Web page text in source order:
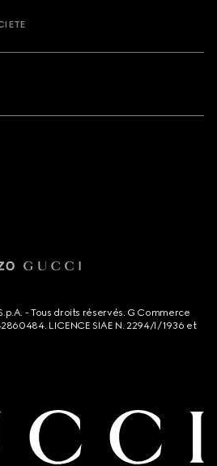
- Tous droits réservés. G Commerce
LICENCE SIAE N. 2294/I/1936 et